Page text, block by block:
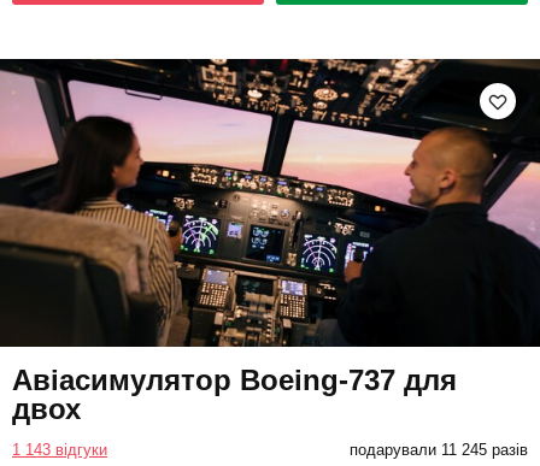
Авіасимулятор Boeing-737 для
двох
1 143 відгуки подарували 11 245 разів